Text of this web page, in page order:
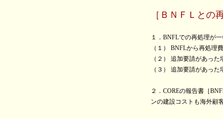
［ＢＮＦＬとの
１．BNFLでの再処理が
（１） BNFLから再処理
（２） 追加要請があった
（３） 追加要請があった
２．COREの報告書［
ンの建設コストも海外顧